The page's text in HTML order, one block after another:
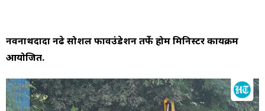
नवनाथदादा नढे सोशल फावउंडेशन तर्फे होम मिनिस्टर कार्यक्रम
आयोजित.